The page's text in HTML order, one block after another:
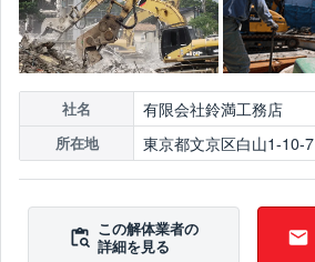
社名 有限会社鈴満工務店
所在地 東京都文京区白山1-10-7
この解体業者の
詳細を見る